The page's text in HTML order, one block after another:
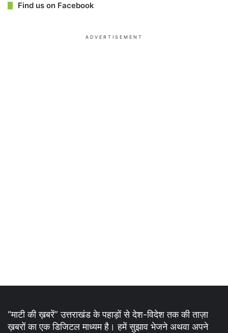
Find us on Facebook
ADVERTISEMENT
“माटी की ख़बरें” उत्तराखंड के पहाड़ों से देश-विदेश तक की ताज़ा
ख़बरों का एक डिजिटल माध्यम है। हमें सुझाव भेजने अथवा अपने